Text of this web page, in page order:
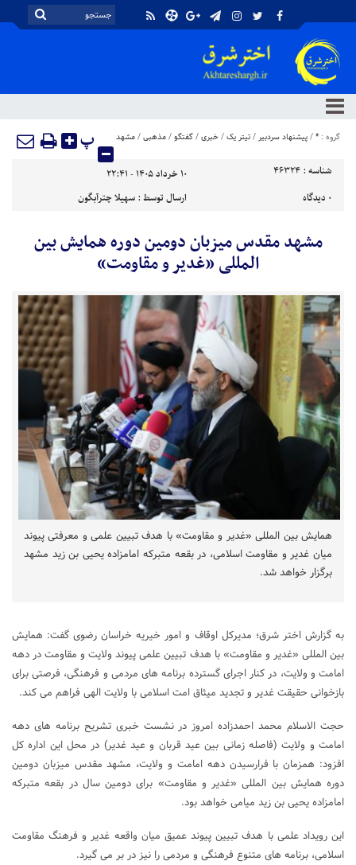
گروه : *
/پیشنهاد سردبیر/تیتر یک/خبری/گفتگو/مذهبی/مشهد پ
شناسه : 46324
۱۰ خرداد ۱۴۰۵ - ۲۲:۴۱
۰ دیدگاه ارسال توسط :سهیلا چترآبگون
مشهد مقدس میزبان دومین دوره همایش بین‌
المللی «غدیر و مقاومت»
همایش بین‌ المللی «غدیر و مقاومت» با هدف تبیین علمی و معرفتی پیوند
میان غدیر و مقاومت اسلامی، در بقعه متبرکه امامزاده یحیی بن زید مشهد
برگزار خواهد شد.
به گزارش اختر شرق؛ مدیرکل اوقاف و امور خیریه خراسان رضوی گفت: همایش
بین‌ المللی «غدیر و مقاومت» با هدف تبیین علمی پیوند ولایت و مقاومت در دهه
امامت و ولایت، در کنار اجرای گسترده برنامه‌ های مردمی و فرهنگی، فرصتی برای
بازخوانی حقیقت غدیر و تجدید میثاق امت اسلامی با ولایت الهی فراهم می‌ کند.
حجت الاسلام محمد احمدزاده امروز در نشست خبری تشریح برنامه‌ های دهه
امامت و ولایت (فاصله زمانی بین عید قربان و عید غدیر) در محل این اداره کل
افزود: همزمان با فرارسیدن دهه امامت و ولایت، مشهد مقدس میزبان دومین
دوره همایش بین‌ المللی «غدیر و مقاومت» برای دومین سال در بقعه متبرکه
امامزاده یحیی بن زید میامی خواهد بود.
این رویداد علمی با هدف تبیین پیوند عمیق میان واقعه غدیر و فرهنگ مقاومت
اسلامی، برنامه‌ های متنوع فرهنگی و مردمی را نیز در بر می‌ گیرد.